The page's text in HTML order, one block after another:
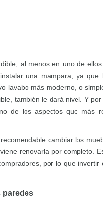
al menos en uno de
una mampara, ya
lavabo más moderno, o
también le dará nivel. Y
de los aspectos que más
cambiar los
renovarla por completo.
por lo que
paredes